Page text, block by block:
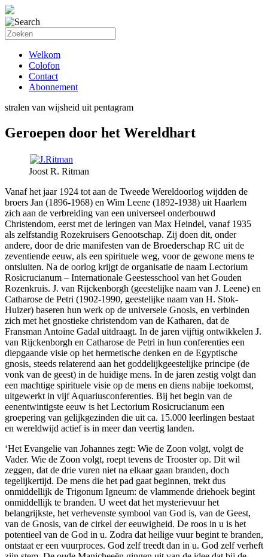
Welkom
Colofon
Contact
Abonnement
stralen van wijsheid uit pentagram
Geroepen door het Wereldhart
Joost R. Ritman
Vanaf het jaar 1924 tot aan de Tweede Wereldoorlog wijdden de
broers Jan (1896-1968) en Wim Leene (1892-1938) uit Haarlem
zich aan de verbreiding van een universeel onderbouwd
Christendom, eerst met de leringen van Max Heindel, vanaf 1935
als zelfstandig Rozekruisers Genootschap. Zij doen dit, onder
andere, door de drie manifesten van de Broederschap RC uit de
zeventiende eeuw, als een spirituele weg, voor de gewone mens te
ontsluiten. Na de oorlog krijgt de organisatie de naam Lectorium
Rosicrucianum – Internationale Geestesschool van het Gouden
Rozenkruis. J. van Rijckenborgh (geestelijke naam van J. Leene) en
Catharose de Petri (1902-1990, geestelijke naam van H. Stok-
Huizer) baseren hun werk op de universele Gnosis, en verbinden
zich met het gnostieke christendom van de Katharen, dat de
Fransman Antoine Gadal uitdraagt. In de jaren vijftig ontwikkelen J.
van Rijckenborgh en Catharose de Petri in hun conferenties een
diepgaande visie op het hermetische denken en de Egyptische
gnosis, steeds relaterend aan het goddelijkgeestelijke principe (de
vonk van de geest) in de huidige mens. In de jaren zestig volgt dan
een machtige spirituele visie op de mens en diens nabije toekomst,
uitgewerkt in vijf Aquariusconferenties. Bij het begin van de
eenentwintigste eeuw is het Lectorium Rosicrucianum een
groepering van gelijkgezinden die uit ca. 15.000 leerlingen bestaat
en wereldwijd actief is in meer dan veertig landen.
‘Het Evangelie van Johannes zegt: Wie de Zoon volgt, volgt de
Vader. Wie de Zoon volgt, roept tevens de Trooster op. Dit wil
zeggen, dat de drie vuren niet na elkaar gaan branden, doch
tegelijkertijd. De mens die het pad gaat beginnen, trekt dus
onmiddellijk de Trigonum Igneum: de vlammende driehoek begint
onmiddellijk te branden. U weet dat het mysterievuur het
belangrijkste, het verhevenste symbool van God is, van de Geest,
van de Gnosis, van de cirkel der eeuwigheid. De roos in u is het
potentieel van de God in u. Zodra dat heilige vuur begint te branden,
ontstaat er een vuurproces. God zelf treedt dan in u. God zelf verheft